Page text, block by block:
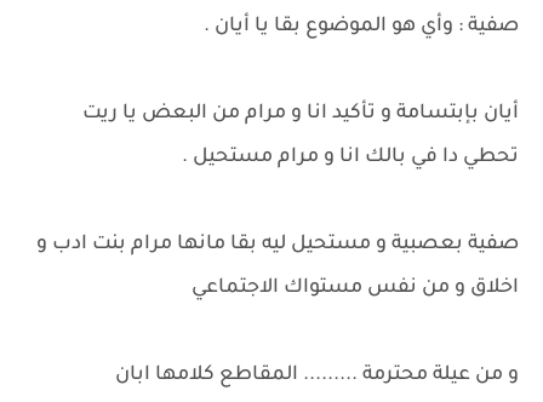
صفية : وأي هو الموضوع بقا يا أيان .
أيان بإبتسامة و تأكيد انا و مرام من البعض يا ريت
تحطي دا في بالك انا و مرام مستحيل .
صفية بعصبية و مستحيل ليه بقا مانها مرام بنت ادب و
اخلاق و من نفس مستواك الاجتماعي
و من عيلة محترمة ......... المقاطع كلامها ابان